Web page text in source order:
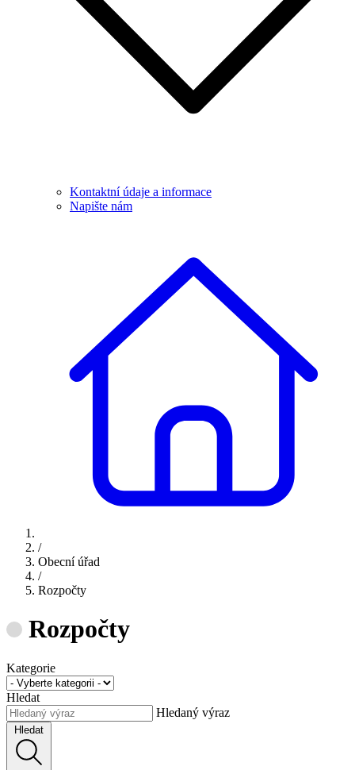
Kontaktní údaje a informace
Napište nám
/
Obecní úřad
/
Rozpočty
Rozpočty
Kategorie
Hledat
Hledaný výraz
Hledat